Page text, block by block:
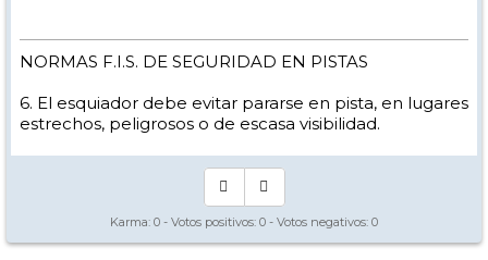
NORMAS F.I.S. DE SEGURIDAD EN PISTAS
6. El esquiador debe evitar pararse en pista, en lugares
estrechos, peligrosos o de escasa visibilidad.
Karma: 0 - Votos positivos: 0 - Votos negativos: 0